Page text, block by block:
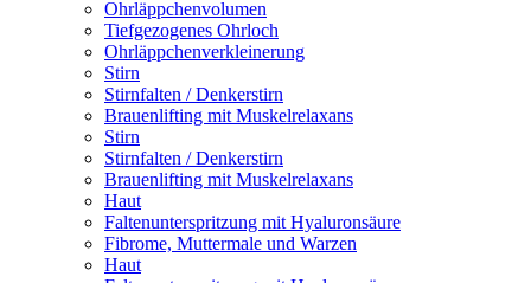
Ohrläppchenvolumen
Tiefgezogenes Ohrloch
Ohrläppchenverkleinerung
Stirn
Stirnfalten / Denkerstirn
Brauenlifting mit Muskelrelaxans
Stirn
Stirnfalten / Denkerstirn
Brauenlifting mit Muskelrelaxans
Haut
Faltenunterspritzung mit Hyaluronsäure
Fibrome, Muttermale und Warzen
Haut